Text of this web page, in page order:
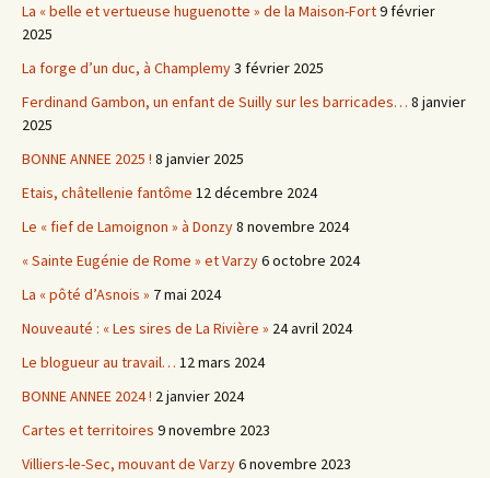
La « belle et vertueuse huguenotte » de la Maison-Fort9 février
2025
La forge d’un duc, à Champlemy3 février 2025
Ferdinand Gambon, un enfant de Suilly sur les barricades… 8 janvier
2025
BONNE ANNEE 2025 ! 8 janvier 2025
Etais, châtellenie fantôme 12 décembre 2024
Le « fief de Lamoignon » à Donzy8 novembre 2024
« Sainte Eugénie de Rome » et Varzy6 octobre 2024
La « pôté d’Asnois » 7 mai 2024
Nouveauté : « Les sires de La Rivière » 24 avril 2024
Le blogueur au travail… 12 mars 2024
BONNE ANNEE 2024 ! 2 janvier 2024
Cartes et territoires 9 novembre 2023
Villiers-le-Sec, mouvant de Varzy6 novembre 2023